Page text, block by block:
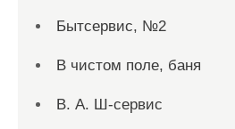
Бытсервис, №2
В чистом поле, баня
В. А. Ш-сервис